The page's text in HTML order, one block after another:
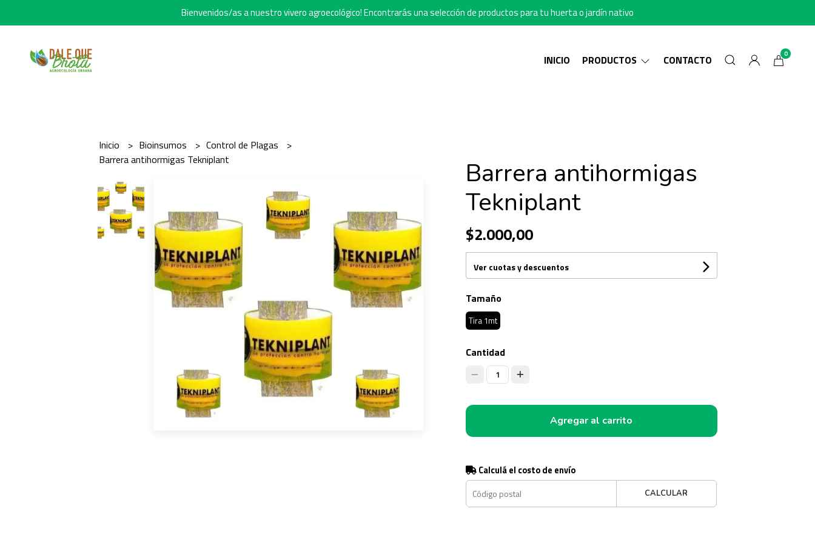
Bienvenidos/as a nuestro vivero agroecológico! Encontrarás una selección de productos para tu huerta o jardín nativo
INICIO PRODUCTOS CONTACTO 0
Inicio Bioinsumos
Control de Plagas
Barrera antihormigas Tekniplant
Barrera antihormigas
Tekniplant
$2.000,00
Ver cuotas y descuentos
Tamaño
Tira 1mt
Cantidad
1
Agregar al carrito
Calculá el costo de envío
CALCULAR